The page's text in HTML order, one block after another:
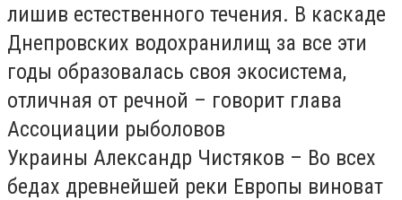
лишив естественного течения. В каскаде
Днепровских водохранилищ за все эти
годы образовалась своя экосистема,
отличная от речной – говорит глава
Ассоциации рыболовов
Украины Александр Чистяков – Во всех
бедах древнейшей реки Европы виноват